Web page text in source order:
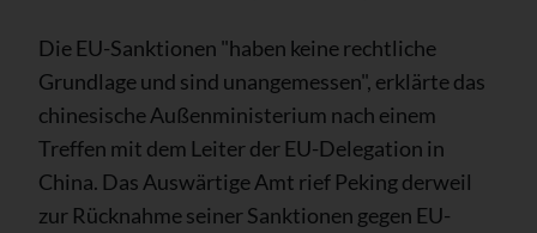
Die EU-Sanktionen "haben keine rechtliche
Grundlage und sind unangemessen", erklärte das
chinesische Außenministerium nach einem
Treffen mit dem Leiter der EU-Delegation in
China. Das Auswärtige Amt rief Peking derweil
zur Rücknahme seiner Sanktionen gegen EU-